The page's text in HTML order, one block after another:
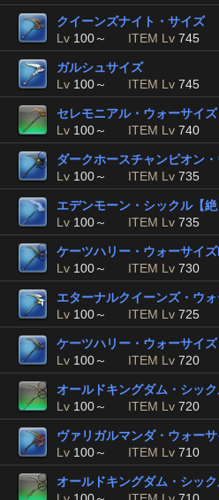
クイーンズナイト・サイズ
Lv 100～ ITEM Lv 745
ガルシュサイズ
Lv 100～ ITEM Lv 745
セレモニアル・ウォーサイズ
Lv 100～ ITEM Lv 740
ダークホースチャンピオン
Lv 100～ ITEM Lv 735
エデンモーン・シックル【絶
Lv 100～ ITEM Lv 735
ケーツハリー・ウォーサイ
Lv 100～ ITEM Lv 730
エターナルクイーンズ・ウ
Lv 100～ ITEM Lv 725
ケーツハリー・ウォーサイズ
Lv 100～ ITEM Lv 720
オールドキングダム・シッ
Lv 100～ ITEM Lv 720
ヴァリガルマンダ・ウォー
Lv 100～ ITEM Lv 710
オールドキングダム・シッ